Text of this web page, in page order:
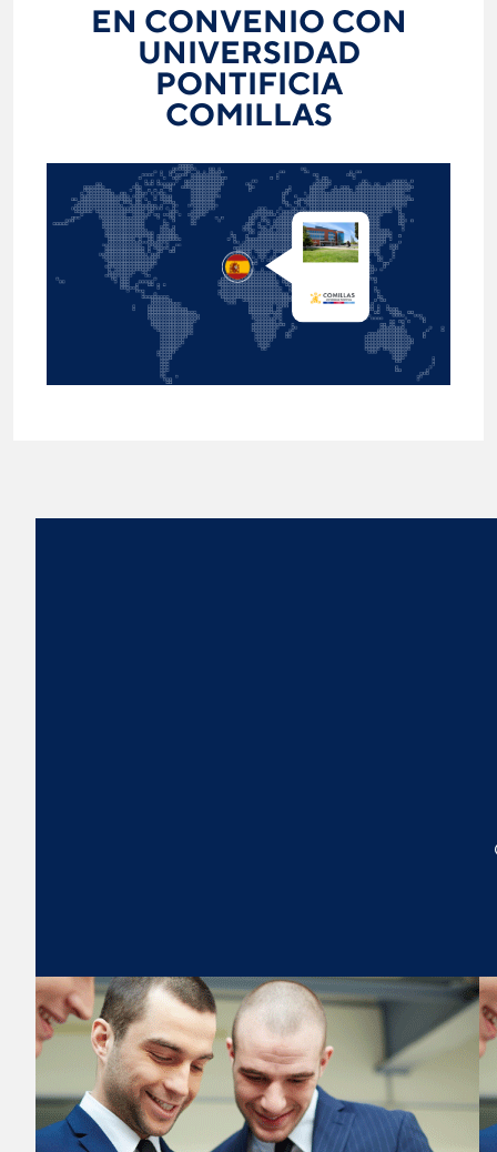
EN CONVENIO CON
UNIVERSIDAD
PONTIFICIA
COMILLAS